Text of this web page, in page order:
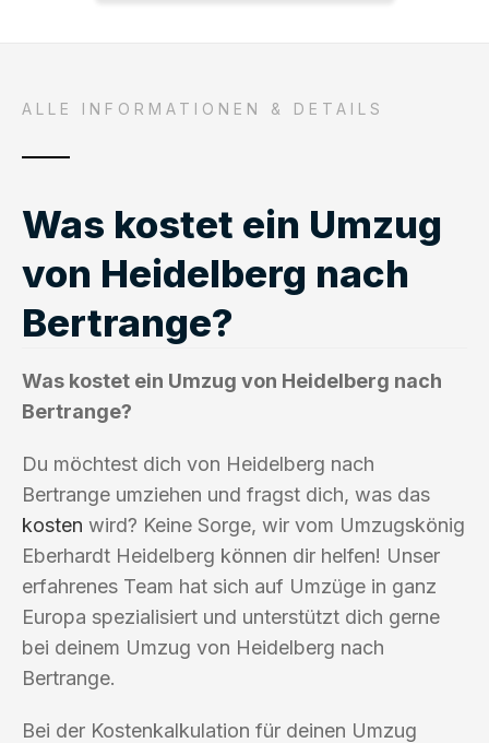
ALLE INFORMATIONEN & DETAILS
Was kostet ein Umzug
von Heidelberg nach
Bertrange?
Was kostet ein Umzug von Heidelberg nach
Bertrange?
Du möchtest dich von Heidelberg nach
Bertrange umziehen und fragst dich, was das
kosten wird? Keine Sorge, wir vom Umzugskönig
Eberhardt Heidelberg können dir helfen! Unser
erfahrenes Team hat sich auf Umzüge in ganz
Europa spezialisiert und unterstützt dich gerne
bei deinem Umzug von Heidelberg nach
Bertrange.
Bei der Kostenkalkulation für deinen Umzug